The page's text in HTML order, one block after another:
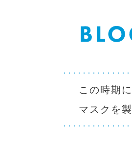
この時期
マスクを